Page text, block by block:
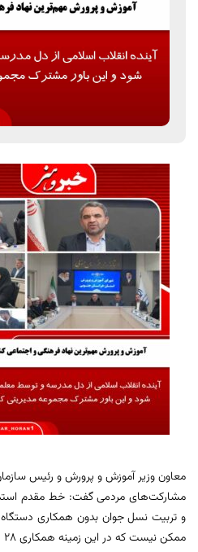
معاون وزیر آموزش و پرورش و رئیس
مشارکت‌های مردمی گفت: خط مقدم
و تربیت نسل جوان بدون همکاری
ممکن نیست که در این زمینه همکاری ۲۸ دستگاه مهم و اثرگذار است.